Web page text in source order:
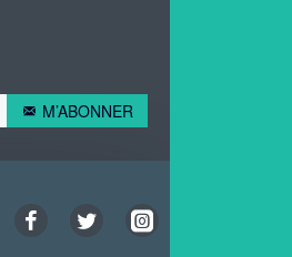
M’ABONNER